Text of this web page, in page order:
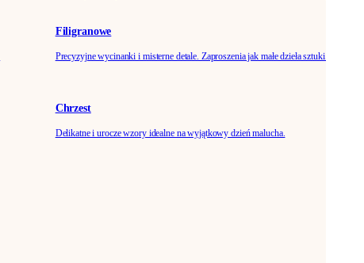
Filigranowe
Precyzyjne wycinanki i misterne detale. Zaproszenia jak małe dzieła sztuki.
Chrzest
Delikatne i urocze wzory idealne na wyjątkowy dzień malucha.